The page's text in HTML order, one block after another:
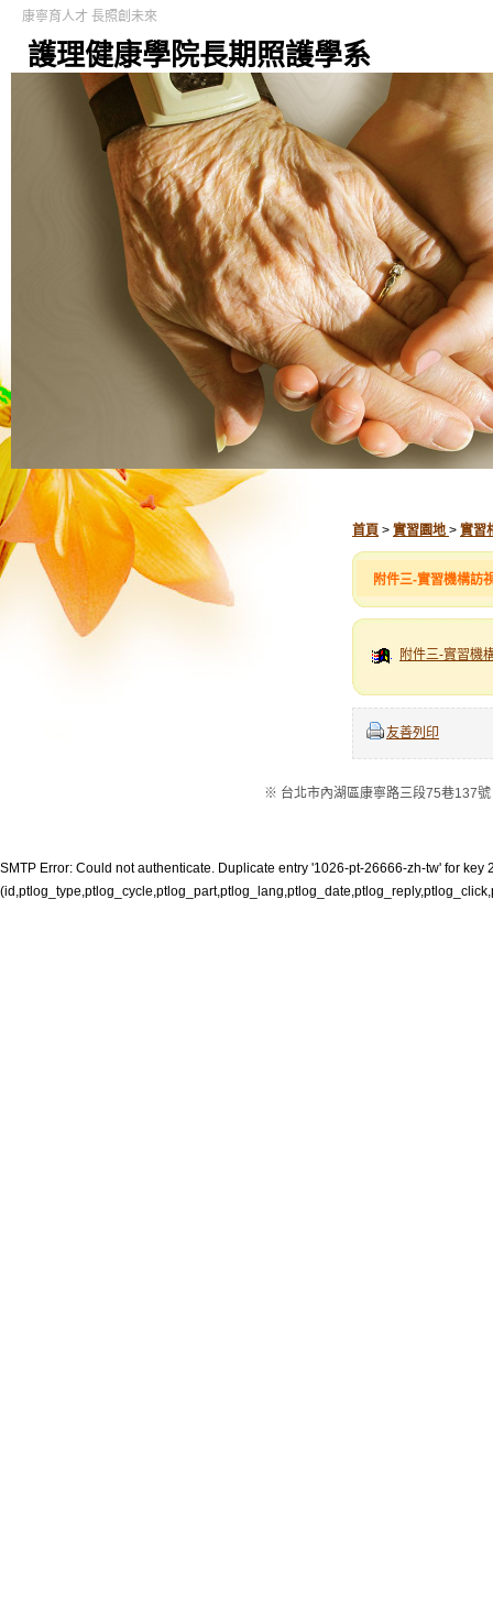
護理健康學院長期照護學系
康寧育人才 長照創未來
首頁 > 實習園地 > 實習
附件三-實習機構訪
附件三-實習機
友善列印
※ 台北市內湖區康寧路三段75巷137
SMTP Error: Could not authenticate. Duplicate entry '1026-pt-26666-zh-tw' for key